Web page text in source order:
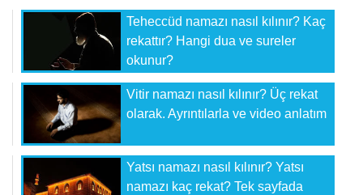
Teheccüd namazı nasıl kılınır? Kaç
rekattır? Hangi dua ve sureler
okunur?
Vitir namazı nasıl kılınır? Üç rekat
olarak. Ayrıntılarla ve video anlatım
Yatsı namazı nasıl kılınır? Yatsı
namazı kaç rekat? Tek sayfada